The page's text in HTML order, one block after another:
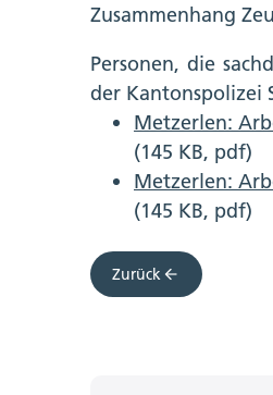
Zusammenhang
Personen, die
der Kantonspolizei
Metzerlen:
(145 KB, pdf)
Metzerlen:
(145 KB, pdf)
Zurück